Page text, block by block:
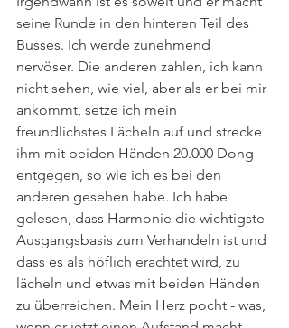
seine Runde in den hinteren Teil des
Busses. Ich werde zunehmend
nervöser. Die anderen zahlen, ich kann
nicht sehen, wie viel, aber als er bei mir
ankommt, setze ich mein
freundlichstes Lächeln auf und strecke
ihm mit beiden Händen 20.000 Dong
entgegen, so wie ich es bei den
anderen gesehen habe. Ich habe
gelesen, dass Harmonie die wichtigste
Ausgangsbasis zum Verhandeln ist und
dass es als höflich erachtet wird, zu
lächeln und etwas mit beiden Händen
zu überreichen. Mein Herz pocht - was,